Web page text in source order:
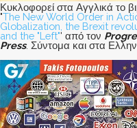
Κυκλοφορεί στα Αγγλικά το
"The New World Order in
Globalization, the Brexit
and the "Left"' από τον
Press. Σύντομα και στα